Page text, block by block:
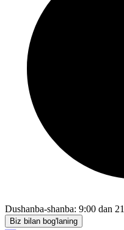
Dushanba-shanba: 9:00 dan
Biz bilan bog'laning